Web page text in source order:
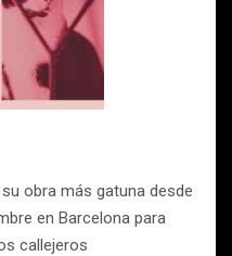
obra más gatuna desde
en Barcelona para
callejeros